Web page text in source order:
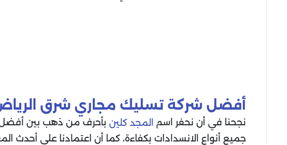
أفضل شركة تسليك مجاري شرق
نجحنا في أن نحفر اسم المجد كلين بأحرف من ذهب بين أفضل
جميع أنواع الانسدادات بكفاءة، كما أن اعتمادنا على أحدث